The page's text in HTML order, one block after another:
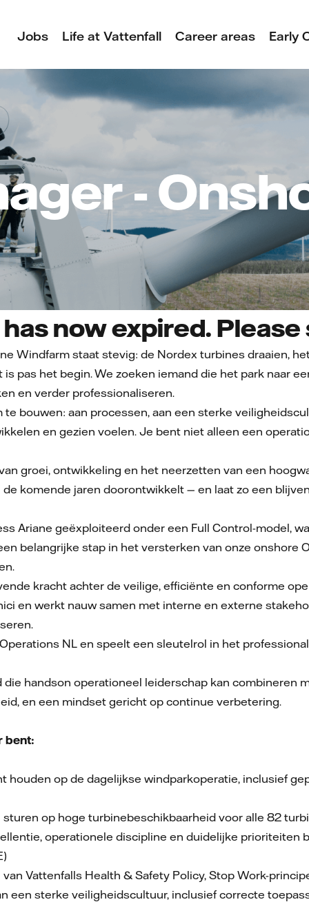
Jobs Life at Vattenfall Career areas Early
-
now expired.
Windfarm staat stevig: de Nordex turbines draaien,
pas het begin. We zoeken iemand die het park naar
en verder professionaliseren.
te bouwen: aan processen, aan een sterke
en gezien voelen. Je bent niet alleen een
groei, ontwikkeling en het neerzetten van een
komende jaren doorontwikkelt — en laat zo een
Ariane geëxploiteerd onder een Full Control-model,
belangrijke stap in het versterken van onze onshore
kracht achter de veilige, efficiënte en conforme
en werkt nauw samen met interne en externe
NL en speelt een sleutelrol in het
die handson operationeel leiderschap kan
en een mindset gericht op continue verbetering.
bent:
houden op de dagelijkse windparkoperatie, inclusief
op hoge turbinebeschikbaarheid voor alle 82
operationele discipline en duidelijke prioriteiten
Vattenfalls Health & Safety Policy, Stop Work-
een sterke veiligheidscultuur, inclusief correcte